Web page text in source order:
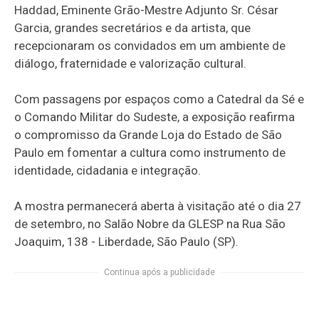
Haddad, Eminente Grão-Mestre Adjunto Sr. César
Garcia, grandes secretários e da artista, que
recepcionaram os convidados em um ambiente de
diálogo, fraternidade e valorização cultural.
Com passagens por espaços como a Catedral da Sé e
o Comando Militar do Sudeste, a exposição reafirma
o compromisso da Grande Loja do Estado de São
Paulo em fomentar a cultura como instrumento de
identidade, cidadania e integração.
A mostra permanecerá aberta à visitação até o dia 27
de setembro, no Salão Nobre da GLESP na Rua São
Joaquim, 138 - Liberdade, São Paulo (SP).
Continua após a publicidade